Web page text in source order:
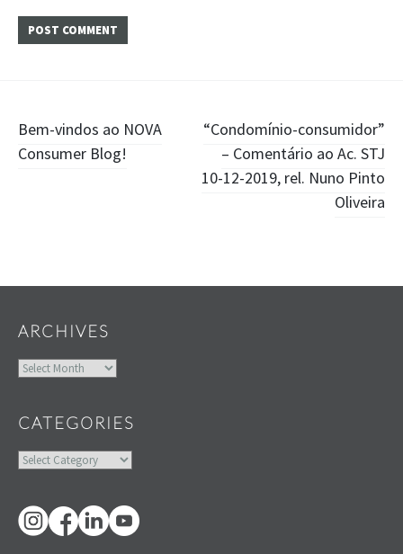
Post
navigation
Bem-vindos ao NOVA
Consumer Blog!
“Condomínio-consumidor”
– Comentário ao Ac. STJ
10-12-2019, rel. Nuno Pinto
Oliveira
ARCHIVES
Archives
CATEGORIES
Categories